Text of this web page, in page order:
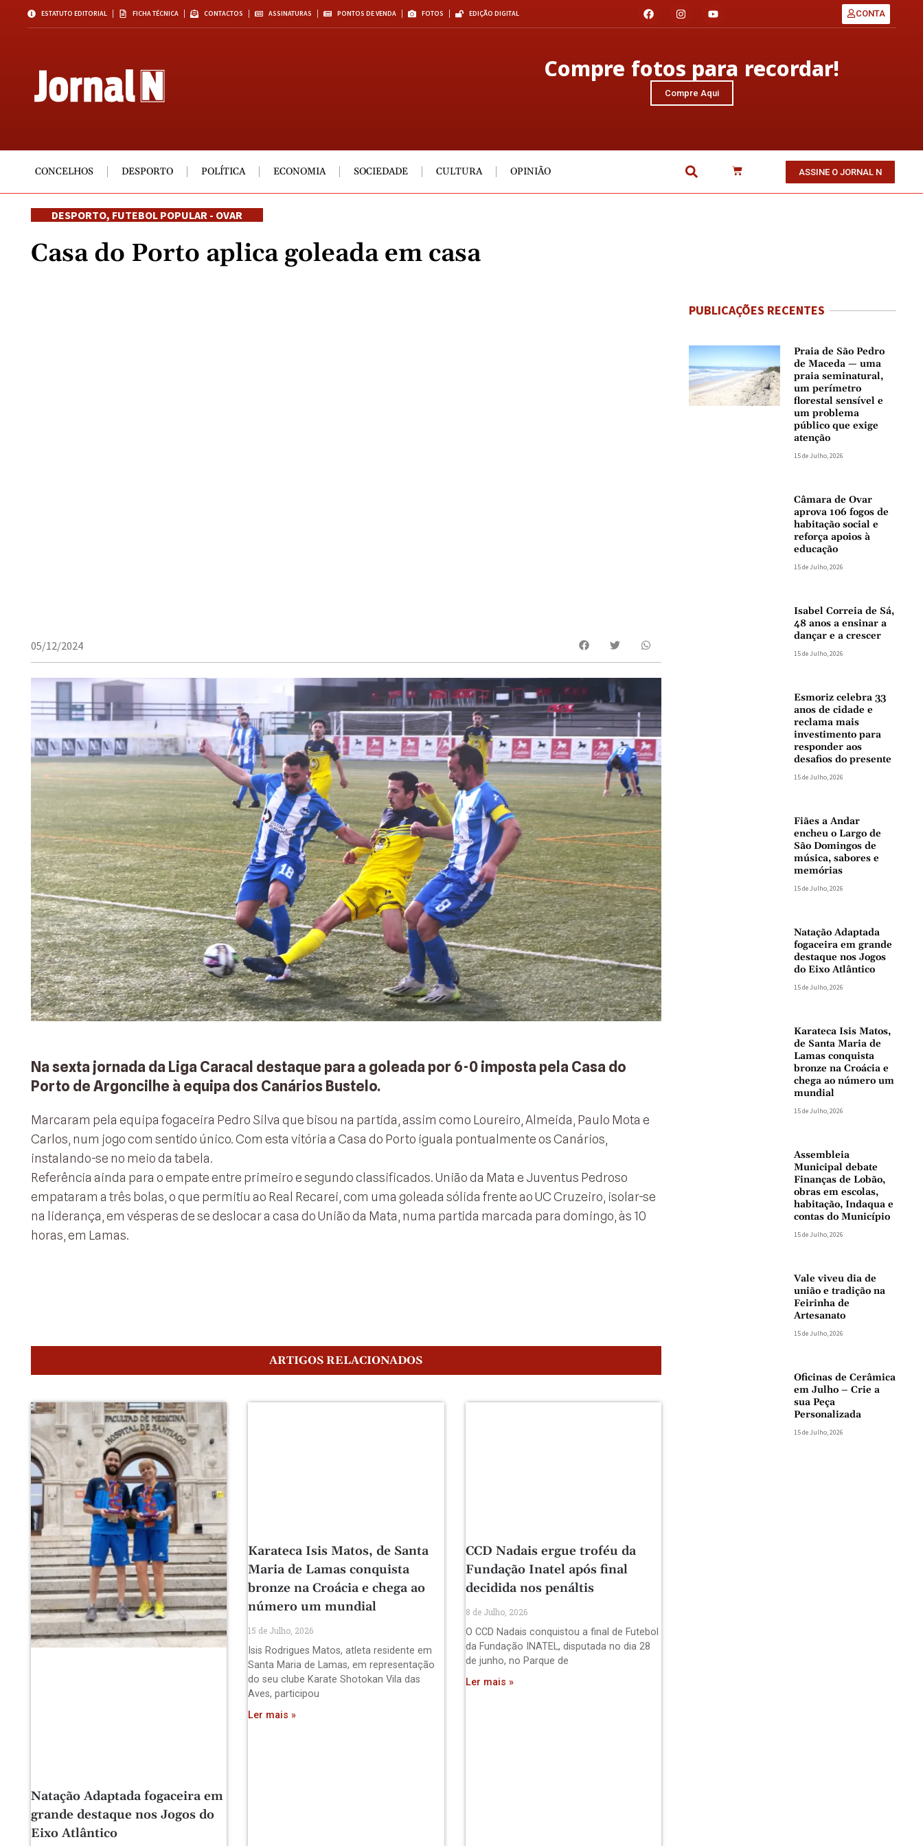
ESTATUTO EDITORIAL FICHA TÉCNICA CONTACTOS ASSINATURAS PONTOS DE VENDA FOTOS EDIÇÃO DIGITAL CONTA
Compre fotos para recordar!
Compre Aqui
CONCELHOS DESPORTO POLÍTICA ECONOMIA SOCIEDADE CULTURA OPINIÃO ASSINE O JORNAL N
DESPORTO, FUTEBOL POPULAR - OVAR
Casa do Porto aplica goleada em casa
05/12/2024
Na sexta jornada da Liga Caracal destaque para a goleada por 6-0 imposta pela Casa do
Porto de Argoncilhe à equipa dos Canários Bustelo.
Marcaram pela equipa fogaceira Pedro Silva que bisou na partida, assim como Loureiro, Almeida, Paulo Mota e
Carlos, num jogo com sentido único. Com esta vitória a Casa do Porto iguala pontualmente os Canários,
instalando-se no meio da tabela.
Referência ainda para o empate entre primeiro e segundo classificados. União da Mata e Juventus Pedroso
empataram a três bolas, o que permitiu ao Real Recarei, com uma goleada sólida frente ao UC Cruzeiro, isolar-se
na liderança, em vésperas de se deslocar a casa do União da Mata, numa partida marcada para domingo, às 10
horas, em Lamas.
ARTIGOS RELACIONADOS
Natação Adaptada fogaceira em
grande destaque nos Jogos do
Eixo Atlântico
Karateca Isis Matos, de Santa
Maria de Lamas conquista
bronze na Croácia e chega ao
número um mundial
15 de Julho, 2026
Isis Rodrigues Matos, atleta residente em
Santa Maria de Lamas, em representação
do seu clube Karate Shotokan Vila das
Aves, participou
Ler mais »
CCD Nadais ergue troféu da
Fundação Inatel após final
decidida nos penáltis
8 de Julho, 2026
O CCD Nadais conquistou a final de Futebol
da Fundação INATEL, disputada no dia 28
de junho, no Parque de
Ler mais »
PUBLICAÇÕES RECENTES
Praia de São Pedro
de Maceda — uma
praia seminatural,
um perímetro
florestal sensível e
um problema
público que exige
atenção
15 de Julho, 2026
Câmara de Ovar
aprova 106 fogos de
habitação social e
reforça apoios à
educação
15 de Julho, 2026
Isabel Correia de Sá,
48 anos a ensinar a
dançar e a crescer
15 de Julho, 2026
Esmoriz celebra 33
anos de cidade e
reclama mais
investimento para
responder aos
desafios do presente
15 de Julho, 2026
Fiães a Andar
encheu o Largo de
São Domingos de
música, sabores e
memórias
15 de Julho, 2026
Natação Adaptada
fogaceira em grande
destaque nos Jogos
do Eixo Atlântico
15 de Julho, 2026
Karateca Isis Matos,
de Santa Maria de
Lamas conquista
bronze na Croácia e
chega ao número um
mundial
15 de Julho, 2026
Assembleia
Municipal debate
Finanças de Lobão,
obras em escolas,
habitação, Indaqua e
contas do Município
15 de Julho, 2026
Vale viveu dia de
união e tradição na
Feirinha de
Artesanato
15 de Julho, 2026
Oficinas de Cerâmica
em Julho – Crie a
sua Peça
Personalizada
15 de Julho, 2026